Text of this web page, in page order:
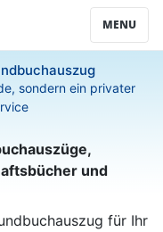
MENU
sondern ein privater
und
für Ihr